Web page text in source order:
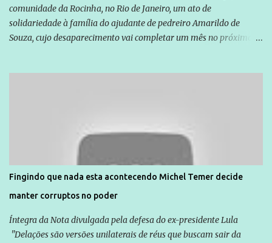
comunidade da Rocinha, no Rio de Janeiro, um ato de
solidariedade à família do ajudante de pedreiro Amarildo de
Souza, cujo desaparecimento vai completar um mês no próximo
são vítimas de violência, estão em situação de risco ou têm seus
direitos violados. Leia mais: Anistia Internacional cobra do Brasil
solução do caso Amarildo - Terra Brasil
Fingindo que nada esta acontecendo Michel Temer decide
manter corruptos no poder
Íntegra da Nota divulgada pela defesa do ex-presidente Lula
"Delações são versões unilaterais de réus que buscam sair da